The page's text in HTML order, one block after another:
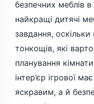
безпечних меблів в
найкращі дитячі
завдання, оскільки
тонкощів, які
планування
інтер’єр ігрової
яскравим, а й